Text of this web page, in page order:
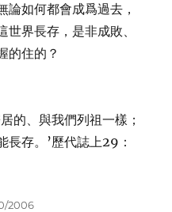
論如何都會成爲過去，
界長存，是非成敗、
的住的？
的、與我們列祖一樣；
長存。’歷代誌上29：
2006